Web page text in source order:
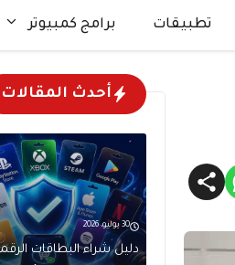
تطبيقات برامج كمبيوتر
أحدث المقالات
30 يوليو، 2026
دليل شراء البطاقات